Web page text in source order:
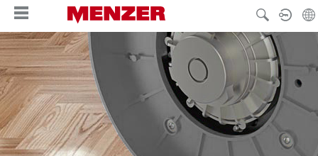
springen